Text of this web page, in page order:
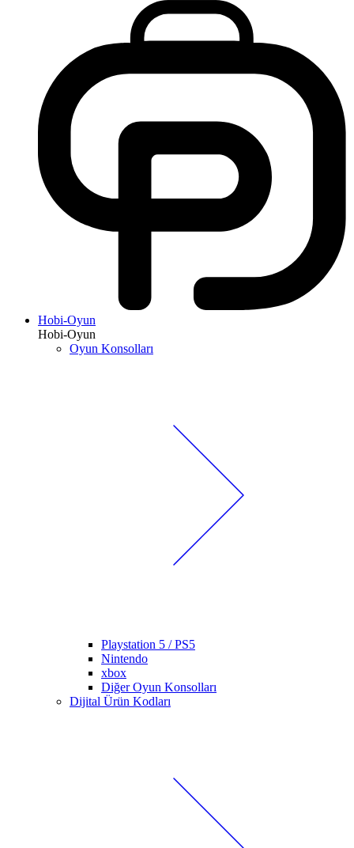
Hobi-Oyun
Hobi-Oyun
Oyun Konsolları
Playstation 5 / PS5
Nintendo
xbox
Diğer Oyun Konsolları
Dijital Ürün Kodları